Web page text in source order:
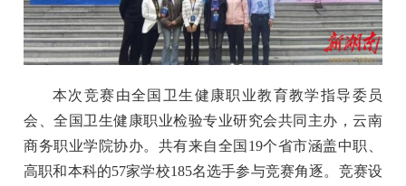
本次竞赛由全国卫生健康职业教育教学指导委员
会、全国卫生健康职业检验专业研究会共同主办，云南
商务职业学院协办。共有来自全国19个省市涵盖中职、
高职和本科的57家学校185名选手参与竞赛角逐。竞赛设